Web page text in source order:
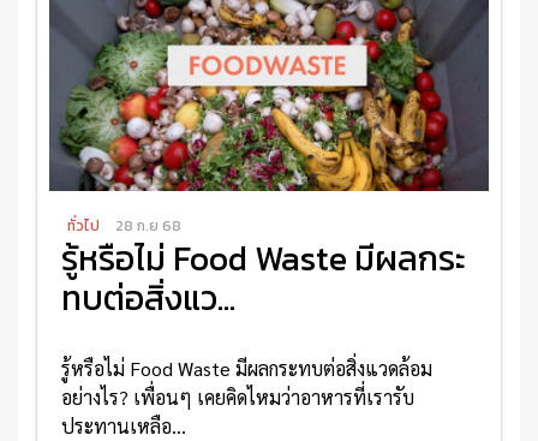
ทั่วไป 28 ก.ย 68
รู้หรือไม่ Food Waste มีผลกระ
ทบต่อสิ่งแว...
รู้หรือไม่ Food Waste มีผลกระทบต่อสิ่งแวดล้อม
อย่างไร? เพื่อนๆ เคยคิดไหมว่าอาหารที่เรารับ
ประทานเหลือ...